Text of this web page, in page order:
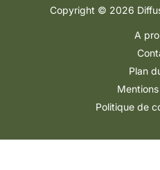
Copyright © 2026
A
Plan
Politique de